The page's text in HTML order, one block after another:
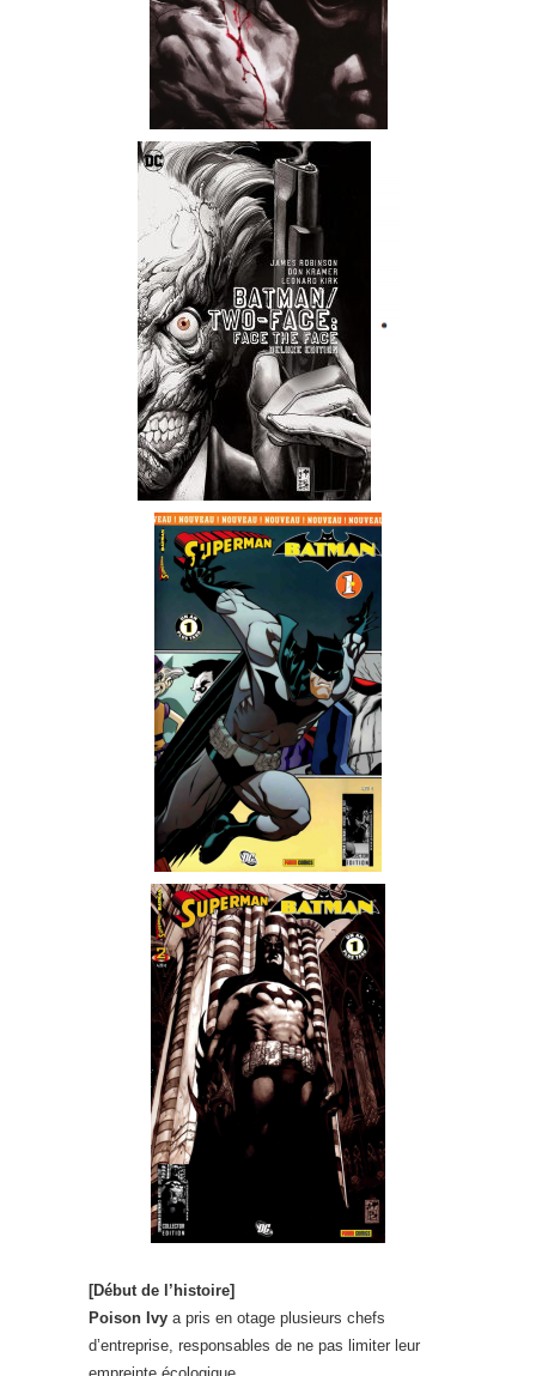
[Début de l’histoire]
Poison Ivy a pris en otage plusieurs chefs
d’entreprise, responsables de ne pas limiter leur